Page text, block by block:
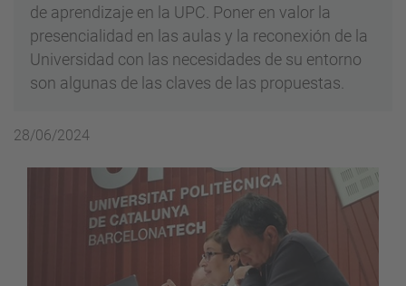
de aprendizaje en la UPC. Poner en valor la
presencialidad en las aulas y la reconexión de la
Universidad con las necesidades de su entorno
son algunas de las claves de las propuestas.
28/06/2024